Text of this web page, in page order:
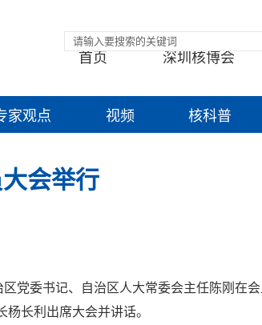
首页 深圳核博会
家观点 视频 核科普
会举行
党委书记、自治区人大常委会主任陈刚在会
长利出席大会并讲话。